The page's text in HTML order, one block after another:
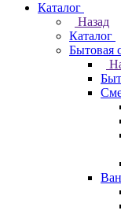
Каталог
Назад
Каталог
Бытовая